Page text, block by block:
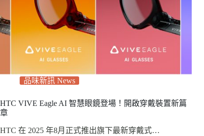
品味新訊 News
HTC VIVE Eagle AI 智慧眼鏡登場！開啟穿戴裝置新篇
章
HTC 在 2025 年8月正式推出旗下最新穿戴式…